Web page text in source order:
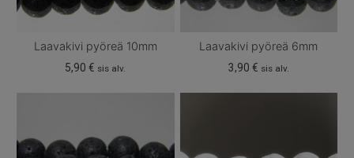
Laavakivi pyöreä 10mm
5,90€ sis alv.
Laavakivi pyöreä 6mm
3,90 € sis alv.